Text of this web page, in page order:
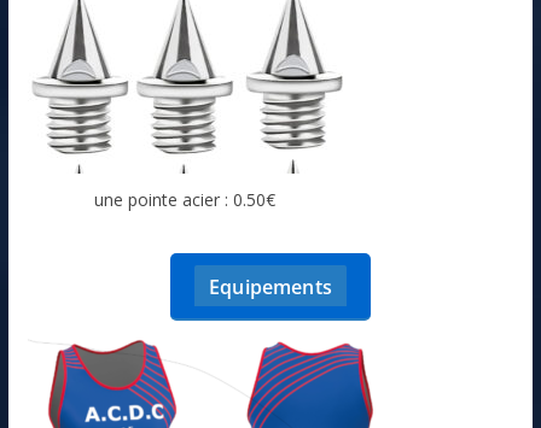
une pointe acier : 0.50€
Equipements